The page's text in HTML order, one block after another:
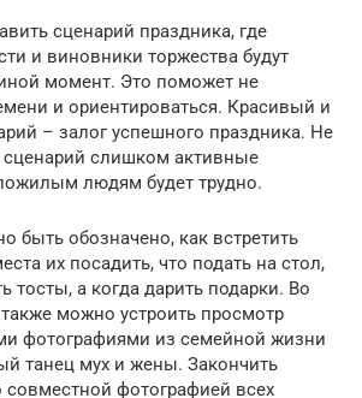
сценарий праздника, где
и виновники торжества будут
момент. Это поможет не
и ориентироваться. Красивый и
– залог успешного праздника. Не
сценарий слишком активные
людям будет трудно.
быть обозначено, как встретить
их посадить, что подать на стол,
тосты, а когда дарить подарки. Во
можно устроить просмотр
фотографиями из семейной жизни
танец мух и жены. Закончить
фотографией всех